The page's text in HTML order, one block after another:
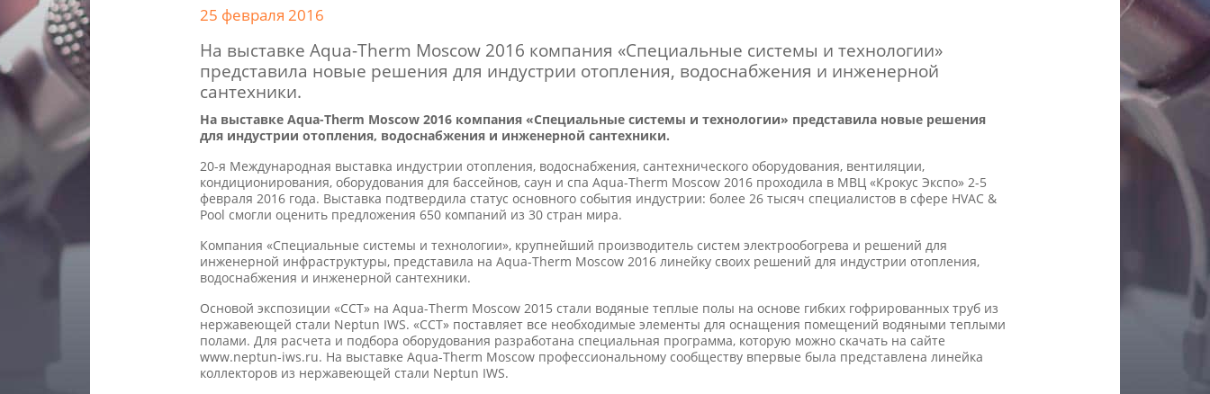
25 февраля 2016
На выставке Aqua-Therm Moscow 2016 компания «Специальные системы и технологии»
представила новые решения для индустрии отопления, водоснабжения и инженерной
сантехники.
На выставке Aqua-Therm Moscow 2016 компания «Специальные системы и технологии» представила новые решения
для индустрии отопления, водоснабжения и инженерной сантехники.
20-я Международная выставка индустрии отопления, водоснабжения, сантехнического оборудования, вентиляции,
кондиционирования, оборудования для бассейнов, саун и спа Aqua-Therm Moscow 2016 проходила в МВЦ «Крокус Экспо» 2-5
февраля 2016 года. Выставка подтвердила статус основного события индустрии: более 26 тысяч специалистов в сфере HVAC &
Pool смогли оценить предложения 650 компаний из 30 стран мира.
Компания «Специальные системы и технологии», крупнейший производитель систем электрообогрева и решений для
инженерной инфраструктуры, представила на Aqua-Therm Moscow 2016 линейку своих решений для индустрии отопления,
водоснабжения и инженерной сантехники.
Основой экспозиции «ССТ» на Aqua-Therm Moscow 2015 стали водяные теплые полы на основе гибких гофрированных труб из
нержавеющей стали Neptun IWS. «ССТ» поставляет все необходимые элементы для оснащения помещений водяными теплыми
полами. Для расчета и подбора оборудования разработана специальная программа, которую можно скачать на сайте
www.neptun-iws.ru. На выставке Aqua-Therm Moscow профессиональному сообществу впервые была представлена линейка
коллекторов из нержавеющей стали Neptun IWS.